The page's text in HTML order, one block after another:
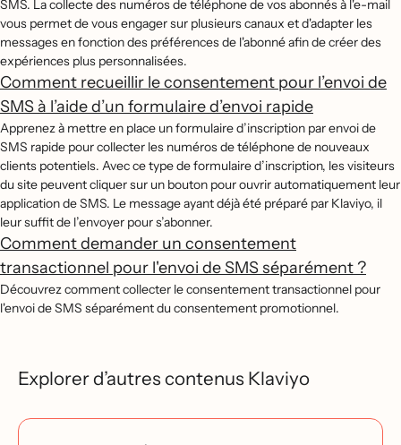
SMS. La collecte des numéros de téléphone de vos abonnés à l'e-mail
vous permet de vous engager sur plusieurs canaux et d'adapter les
messages en fonction des préférences de l'abonné afin de créer des
expériences plus personnalisées.
Comment recueillir le consentement pour l’envoi de
SMS à l’aide d’un formulaire d’envoi rapide
Apprenez à mettre en place un formulaire d’inscription par envoi de
SMS rapide pour collecter les numéros de téléphone de nouveaux
clients potentiels. Avec ce type de formulaire d’inscription, les visiteurs
du site peuvent cliquer sur un bouton pour ouvrir automatiquement leur
application de SMS. Le message ayant déjà été préparé par Klaviyo, il
leur suffit de l’envoyer pour s’abonner.
Comment demander un consentement
transactionnel pour l'envoi de SMS séparément ?
Découvrez comment collecter le consentement transactionnel pour
l'envoi de SMS séparément du consentement promotionnel.
Explorer d’autres contenus Klaviyo